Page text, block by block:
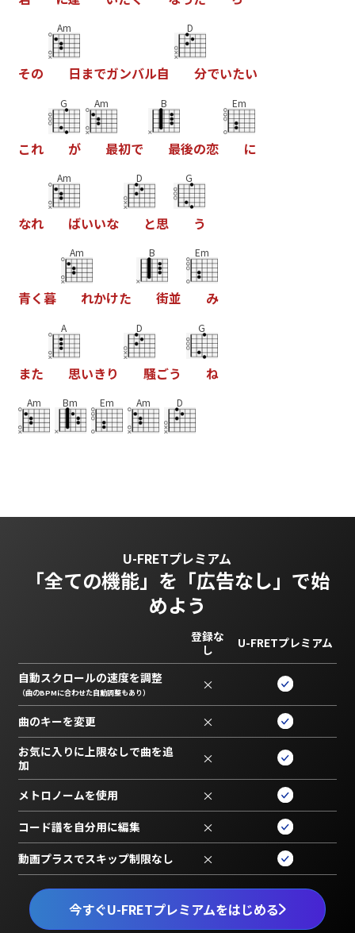
その
Am
日 までガンバル自
D
分でいたい
これ
G
が
Am
最初で
B
最後の恋
Em
に
なれ
Am
ばいいな
D
と思
G
う
青く暮
Am
れかけた
B
街並
Em
み
また
A
思いき り
D
騒ごう
G
ね
Am Bm Em Am D
U-FRETプレミアム
「全ての機能」を 「広告なし」で始
めよう
今すぐU-FRETプレミアムをはじめる
登録な
し
U-FRETプレミアム
自動スクロールの速度を調整
（曲のBPMに合わせた自動調整もあり） ×
曲のキーを変更 ×
お気に入りに上限なしで曲を追
加
×
メトロノームを使用 ×
コード譜を自分用に編集 ×
動画プラスでスキップ制限なし ×